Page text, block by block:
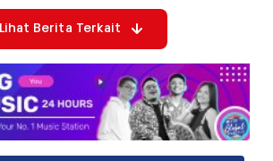
Lihat Berita Terkait